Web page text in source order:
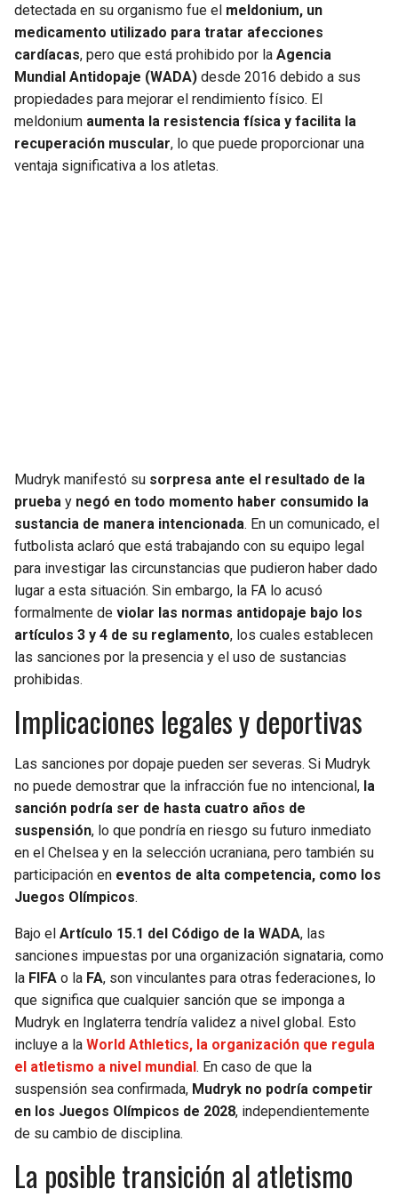
BUCCANEERS
detectada en su organismo fue el meldonium, un
medicamento utilizado para tratar afecciones
cardíacas, pero que está prohibido por la Agencia
Mundial Antidopaje (WADA) desde 2016 debido a sus
propiedades para mejorar el rendimiento físico. El
meldonium aumenta la resistencia física y facilita la
recuperación muscular, lo que puede proporcionar una
ventaja significativa a los atletas.
Mudryk manifestó su sorpresa ante el resultado de la
prueba y negó en todo momento haber consumido la
sustancia de manera intencionada. En un comunicado, el
futbolista aclaró que está trabajando con su equipo legal
para investigar las circunstancias que pudieron haber dado
lugar a esta situación. Sin embargo, la FA lo acusó
formalmente de violar las normas antidopaje bajo los
artículos 3 y 4 de su reglamento, los cuales establecen
las sanciones por la presencia y el uso de sustancias
prohibidas.
Implicaciones legales y deportivas
Las sanciones por dopaje pueden ser severas. Si Mudryk
no puede demostrar que la infracción fue no intencional, la
sanción podría ser de hasta cuatro años de
suspensión, lo que pondría en riesgo su futuro inmediato
en el Chelsea y en la selección ucraniana, pero también su
participación en eventos de alta competencia, como los
Juegos Olímpicos.
Bajo el Artículo 15.1 del Código de la WADA, las
sanciones impuestas por una organización signataria, como
la FIFA o la FA, son vinculantes para otras federaciones, lo
que significa que cualquier sanción que se imponga a
Mudryk en Inglaterra tendría validez a nivel global. Esto
incluye a la World Athletics, la organización que regula
el atletismo a nivel mundial . En caso de que la
suspensión sea confirmada, Mudryk no podría competir
en los Juegos Olímpicos de 2028, independientemente
de su cambio de disciplina.
La posible transición al atletismo